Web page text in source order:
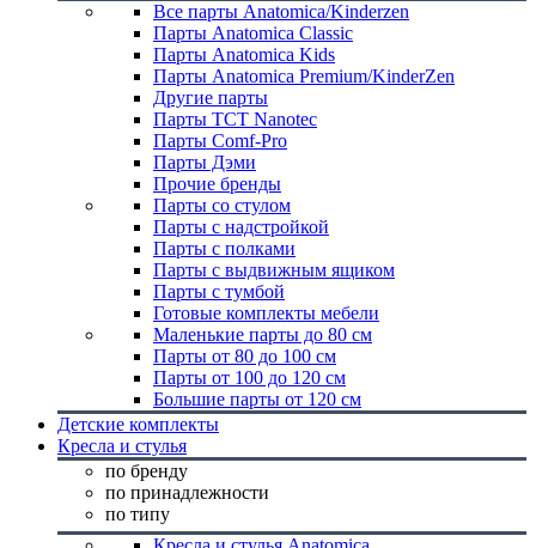
Все парты Anatomica/Kinderzen
Парты Anatomica Classic
Парты Anatomica Kids
Парты Anatomica Premium/KinderZen
Другие парты
Парты TCT Nanotec
Парты Comf-Pro
Парты Дэми
Прочие бренды
Парты со стулом
Парты с надстройкой
Парты с полками
Парты с выдвижным ящиком
Парты с тумбой
Готовые комплекты мебели
Маленькие парты до 80 см
Парты от 80 до 100 см
Парты от 100 до 120 см
Большие парты от 120 см
Детские комплекты
Кресла и стулья
по бренду
по принадлежности
по типу